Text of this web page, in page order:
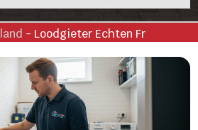
- Loodgieter Echten Fr